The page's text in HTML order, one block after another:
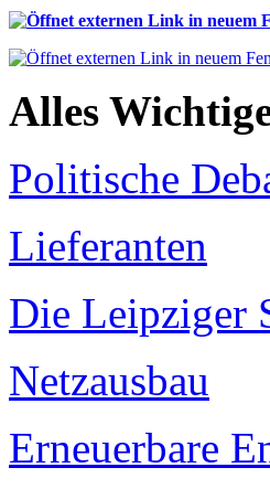
Alles
Politische
Lieferanten
Die Leipziger
Netzausbau
Erneuerbare